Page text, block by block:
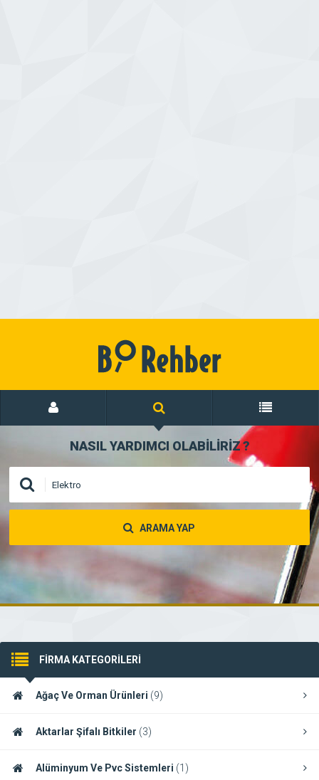
NASIL YARDIMCI OLABİLİRİZ?
ARAMA YAP
FİRMA KATEGORİLERİ
Ağaç Ve Orman Ürünleri (9)
Aktarlar Şifalı Bitkiler (3)
Alüminyum Ve Pvc Sistemleri (1)